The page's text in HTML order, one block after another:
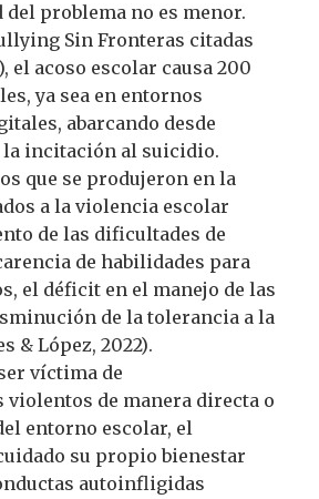
del problema no es menor.
Sin Fronteras citadas
el acoso escolar causa 200
ya sea en entornos
abarcando desde
incitación al suicidio.
se produjeron en la
a la violencia escolar
de las dificultades de
de habilidades para
el déficit en el manejo de las
de latolerancia a la
& López, 2022).
víctima de
de manera directa o
entorno escolar, el
su propio bienestar
autoinfligidas